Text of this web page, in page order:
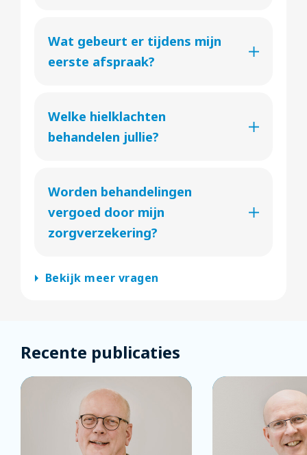
Wat gebeurt er tijdens mijn
eerste afspraak?
Welke hielklachten
behandelen jullie?
Worden behandelingen
vergoed door mijn
zorgverzekering?
arrow_right Bekijk meer vragen
Recente publicaties